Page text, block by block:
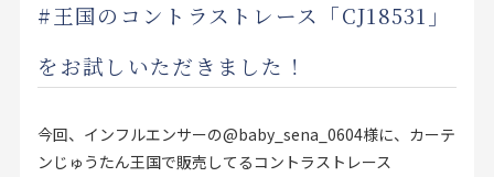
お役立ち情報
FAQ
お問い合わせ
#王国のコントラストレース 「CJ18531 」
をお試しいただきました！
今回、インフルエンサーの@baby_sena_0604様に、カーテ
ンじゅうたん王国で販売してるコントラストレース